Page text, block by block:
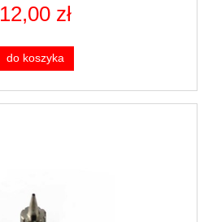
12,00 zł
do koszyka